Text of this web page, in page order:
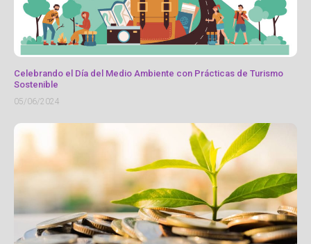
Celebrando el Día del Medio Ambiente con Prácticas de Turismo
Sostenible
05/06/2024